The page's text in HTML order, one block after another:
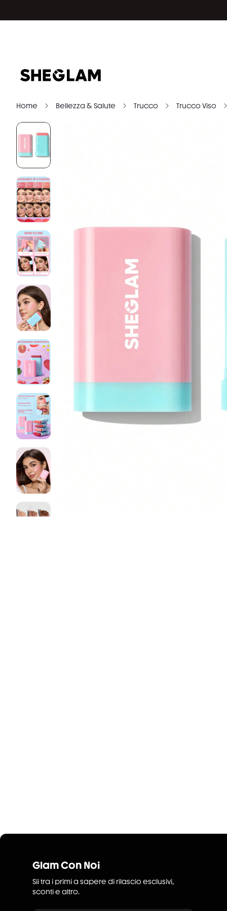
Home Bellezza & Salute Trucco Trucco Viso
Glam Con Noi
Sii tra i primi a sapere di rilascio esclusivi,
sconti e altro.